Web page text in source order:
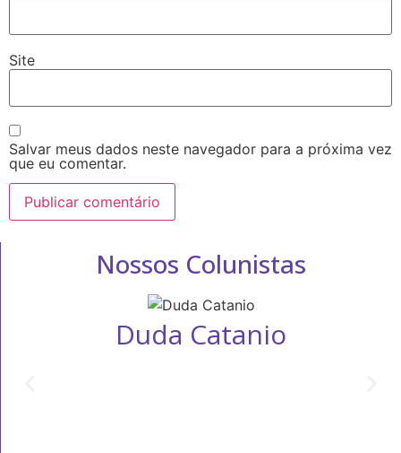
Site
Salvar meus dados neste navegador para a próxima vez
que eu comentar.
Nossos Colunistas
Duda Catanio